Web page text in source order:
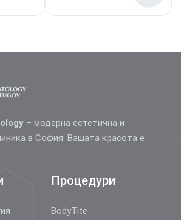
– модерна естетична и
в София. Вашата красота е
Процедури
BodyTite